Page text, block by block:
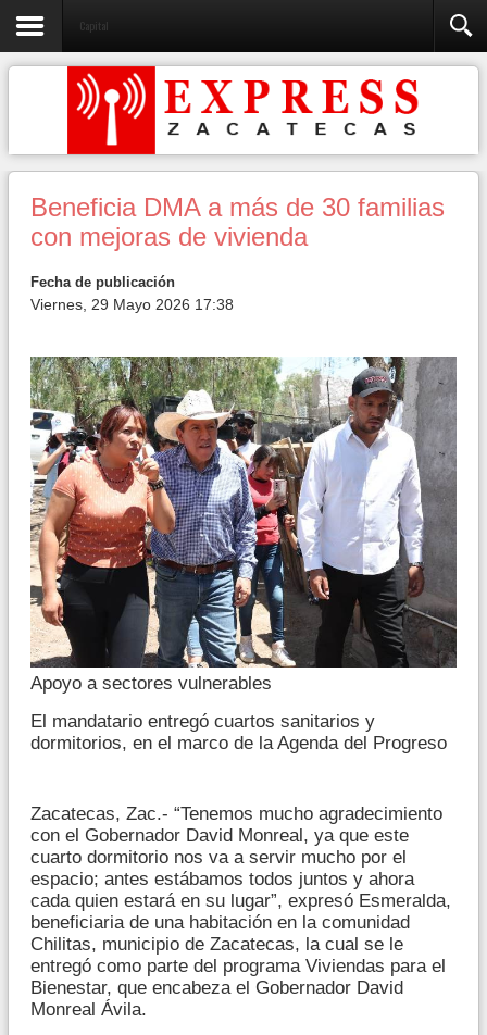
Capital
Beneficia DMA a más de 30 familias
con mejoras de vivienda
Fecha de publicación
Viernes, 29 Mayo 2026 17:38
Apoyo a sectores vulnerables
El mandatario entregó cuartos sanitarios y
dormitorios, en el marco de la Agenda del Progreso
Zacatecas, Zac.- “Tenemos mucho agradecimiento
con el Gobernador David Monreal, ya que este
cuarto dormitorio nos va a servir mucho por el
espacio; antes estábamos todos juntos y ahora
cada quien estará en su lugar”, expresó Esmeralda,
beneficiaria de una habitación en la comunidad
Chilitas, municipio de Zacatecas, la cual se le
entregó como parte del programa Viviendas para el
Bienestar, que encabeza el Gobernador David
Monreal Ávila.